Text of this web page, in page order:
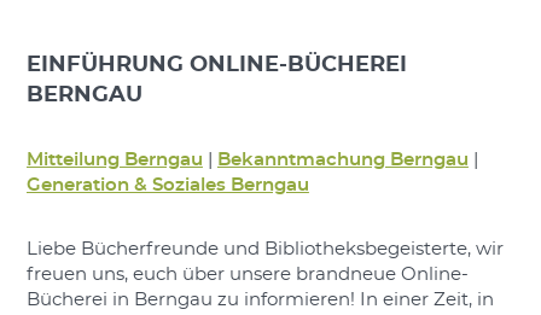
EINFÜHRUNG ONLINE-BÜCHEREI
BERNGAU
Mitteilung Berngau Bekanntmachung Berngau
Generation & Soziales Berngau
Liebe Bücherfreunde und Bibliotheksbegeisterte, wir
freuen uns, euch über unsere brandneue Online-
Bücherei in Berngau zu informieren! In einer Zeit, in